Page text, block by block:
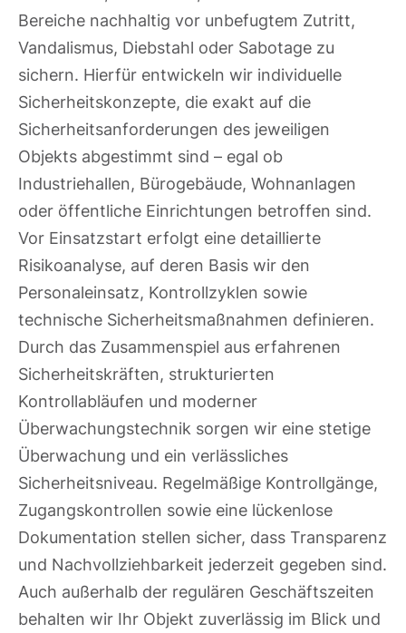
Bereiche nachhaltig vor unbefugtem Zutritt,
Vandalismus, Diebstahl oder Sabotage zu
sichern. Hierfür entwickeln wir individuelle
Sicherheitskonzepte, die exakt auf die
Sicherheitsanforderungen des jeweiligen
Objekts abgestimmt sind – egal ob
Industriehallen, Bürogebäude, Wohnanlagen
oder öffentliche Einrichtungen betroffen sind.
Vor Einsatzstart erfolgt eine detaillierte
Risikoanalyse, auf deren Basis wir den
Personaleinsatz, Kontrollzyklen sowie
technische Sicherheitsmaßnahmen definieren.
Durch das Zusammenspiel aus erfahrenen
Sicherheitskräften, strukturierten
Kontrollabläufen und moderner
Überwachungstechnik sorgen wir eine stetige
Überwachung und ein verlässliches
Sicherheitsniveau. Regelmäßige Kontrollgänge,
Zugangskontrollen sowie eine lückenlose
Dokumentation stellen sicher, dass Transparenz
und Nachvollziehbarkeit jederzeit gegeben sind.
Auch außerhalb der regulären Geschäftszeiten
behalten wir Ihr Objekt zuverlässig im Blick und